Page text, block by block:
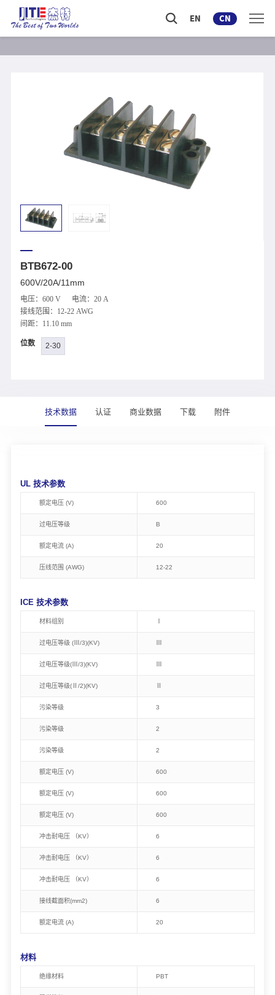
EN CN
BTB672-00
600V/20A/11mm
电压：600 V 电流：20 A
接线范围：12-22 AWG
间距：11.10 mm
位数 2-30
技术数据 认证 商业数据 下载 附件
UL 技术参数
额定电压 (V) 600
过电压等级 B
额定电流 (A) 20
压线范围 (AWG) 12-22
ICE 技术参数
材料组别
过电压等级 (Ⅲ/3)(KV)
过电压等级(Ⅲ/3)(KV)
过电压等级(Ⅱ/2)(KV)
污染等级 3
污染等级 2
污染等级 2
额定电压 (V) 600
额定电压 (V) 600
额定电压 (V) 600
冲击耐电压 （KV） 6
冲击耐电压 （KV） 6
冲击耐电压 （KV） 6
接线截面积(mm2) 6
额定电流 (A) 20
材料
绝缘材料 PBT